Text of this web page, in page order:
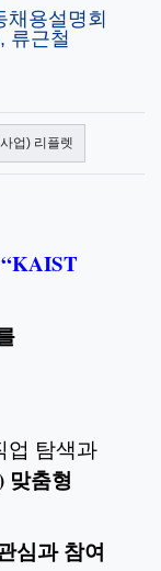
용설명회
류근철
업) 리플렛
“KAIST
업 탐색과
맞춤형
심과 참여